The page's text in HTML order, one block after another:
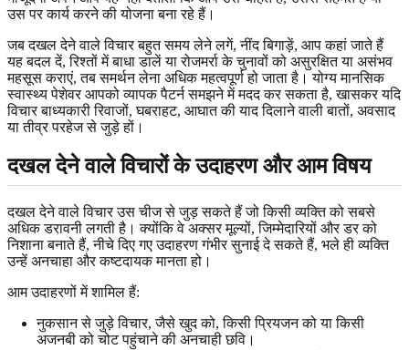
उस पर कार्य करने की योजना बना रहे हैं।
जब दखल देने वाले विचार बहुत समय लेने लगें, नींद बिगाड़ें, आप कहां जाते हैं
यह बदल दें, रिश्तों में बाधा डालें या रोजमर्रा के चुनावों को असुरक्षित या असंभव
महसूस कराएं, तब समर्थन लेना अधिक महत्वपूर्ण हो जाता है। योग्य मानसिक
स्वास्थ्य पेशेवर आपको व्यापक पैटर्न समझने में मदद कर सकता है, खासकर यदि
विचार बाध्यकारी रिवाजों, घबराहट, आघात की याद दिलाने वाली बातों, अवसाद
या तीव्र परहेज से जुड़े हों।
दखल देने वाले विचारों के उदाहरण और आम विषय
दखल देने वाले विचार उस चीज से जुड़ सकते हैं जो किसी व्यक्ति को सबसे
अधिक डरावनी लगती है। क्योंकि वे अक्सर मूल्यों, जिम्मेदारियों और डर को
निशाना बनाते हैं, नीचे दिए गए उदाहरण गंभीर सुनाई दे सकते हैं, भले ही व्यक्ति
उन्हें अनचाहा और कष्टदायक मानता हो।
आम उदाहरणों में शामिल हैं:
नुकसान से जुड़े विचार, जैसे खुद को, किसी प्रियजन को या किसी
अजनबी को चोट पहुंचाने की अनचाही छवि।